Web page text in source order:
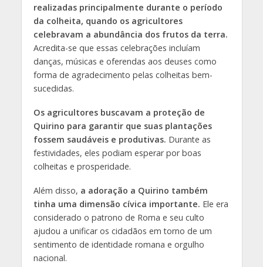
realizadas principalmente durante o período
da colheita, quando os agricultores
celebravam a abundância dos frutos da terra.
Acredita-se que essas celebrações incluíam
danças, músicas e oferendas aos deuses como
forma de agradecimento pelas colheitas bem-
sucedidas.
Os agricultores buscavam a proteção de
Quirino para garantir que suas plantações
fossem saudáveis e produtivas. Durante as
festividades, eles podiam esperar por boas
colheitas e prosperidade.
Além disso, a adoração a Quirino também
tinha uma dimensão cívica importante. Ele era
considerado o patrono de Roma e seu culto
ajudou a unificar os cidadãos em torno de um
sentimento de identidade romana e orgulho
nacional.